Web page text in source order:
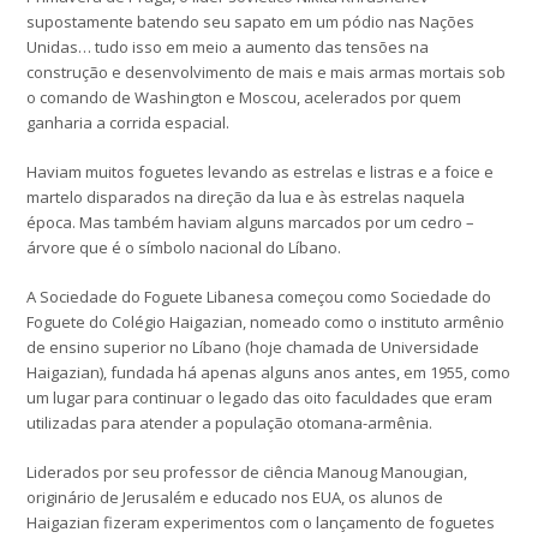
supostamente batendo seu sapato em um pódio nas Nações
Unidas… tudo isso em meio a aumento das tensões na
construção e desenvolvimento de mais e mais armas mortais sob
o comando de Washington e Moscou, acelerados por quem
ganharia a corrida espacial.
Haviam muitos foguetes levando as estrelas e listras e a foice e
martelo disparados na direção da lua e às estrelas naquela
época. Mas também haviam alguns marcados por um cedro –
árvore que é o símbolo nacional do Líbano.
A Sociedade do Foguete Libanesa começou como Sociedade do
Foguete do Colégio Haigazian, nomeado como o instituto armênio
de ensino superior no Líbano (hoje chamada de Universidade
Haigazian), fundada há apenas alguns anos antes, em 1955, como
um lugar para continuar o legado das oito faculdades que eram
utilizadas para atender a população otomana-armênia.
Liderados por seu professor de ciência Manoug Manougian,
originário de Jerusalém e educado nos EUA, os alunos de
Haigazian fizeram experimentos com o lançamento de foguetes